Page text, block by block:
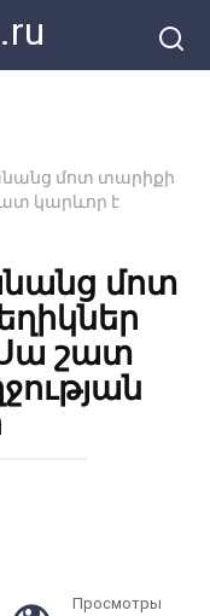
մոտ տարիքի
կարևոր է
մոտ
շատ
Просмотры